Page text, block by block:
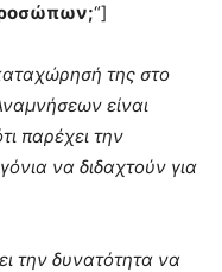
“]
της στο
είναι
παρέχει την
να διδαχτούν για
την δυνατότητα να